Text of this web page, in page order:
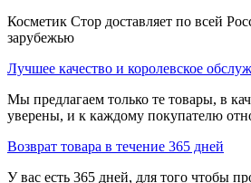
Косметик Стор доставляет по всей
зарубежью
Лучшее качество и королевское
Мы предлагаем только те товары, в
уверены, и к каждому покупателю
Возврат товара в течение 365 дней
У вас есть 365 дней, для того чтобы